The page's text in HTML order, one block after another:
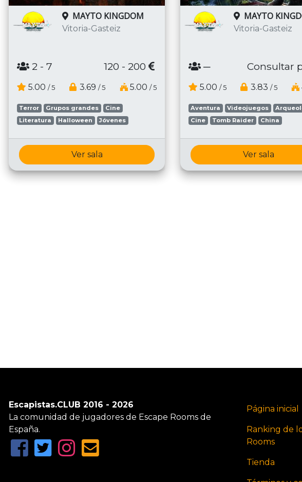
MAYTO KINGDOM
Vitoria-Gasteiz
2 - 7 120 - 200
5.00 / 5 3.69 / 5 5.00 / 5
Terror Grupos grandes
Cine
Literatura
Halloween Jóvenes
Ver sala
MAYTO
Vitoria-Gasteiz
─ Consultar
5.00 / 5 3.83 / 5
Aventura Videojuegos
Cine
Tomb Raider China
Ver sala
Escapistas.CLUB 2016 - 2026
La comunidad de jugadores de Escape Rooms de
España.
Página inicial
Ranking de
Rooms
Tienda